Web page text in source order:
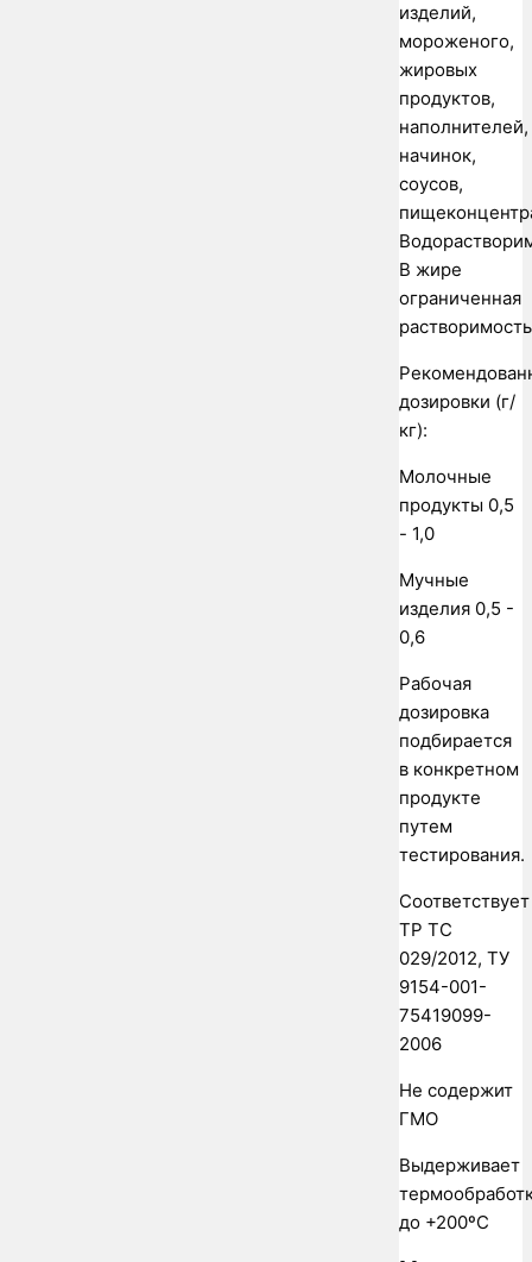
изделий,
мороженого,
жировых
продуктов,
наполнителей,
начинок,
соусов,
В жире
ограниченная
дозировки (г/
кг):
Молочные
продукты 0,5
- 1,0
Мучные
изделия 0,5 -
0,6
Рабочая
дозировка
подбирается
в конкретном
продукте
путем
тестирования.
Соответствует
ТР ТС
029/2012, ТУ
9154-001-
75419099-
2006
Не содержит
ГМО
Выдерживает
до +200ºС